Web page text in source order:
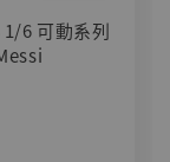
6 可動系列